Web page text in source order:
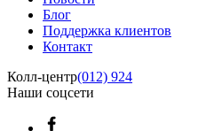
Блог
Поддержка клиентов
Контакт
Колл-центр(012) 924
Наши соцсети